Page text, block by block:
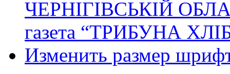
ЧЕРНІГІВСЬКІЙ
газета “ТРИБУНА
Изменить размер